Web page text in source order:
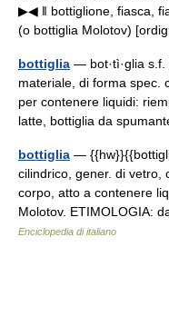
▶◀ ‖ bottiglione, fiasca,
(o bottiglia Molotov)
bottiglia — bot·tì·glia
materiale, di forma spec.
per contenere liquidi:
latte, bottiglia da
bottiglia —
cilindrico, gener. di vetro,
corpo, atto a contenere
Molotov. ETIMOLOGIA:
Enciclopedia di italiano